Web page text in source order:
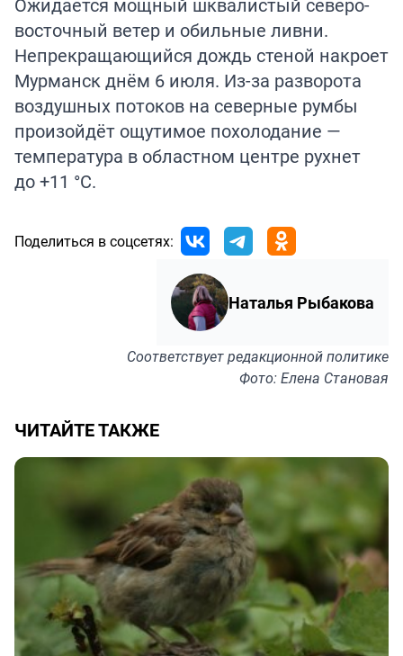
Ожидается мощный шквалистый северо-
восточный ветер и обильные ливни.
Непрекращающийся дождь стеной накроет
Мурманск днём 6 июля. Из-за разворота
воздушных потоков на северные румбы
произойдёт ощутимое похолодание —
температура в областном центре рухнет
до +11 °C.
Поделиться в соцсетях:
Наталья Рыбакова
Соответствуетредакционной политике
Фото: Елена Становая
ЧИТАЙТЕ ТАКЖЕ